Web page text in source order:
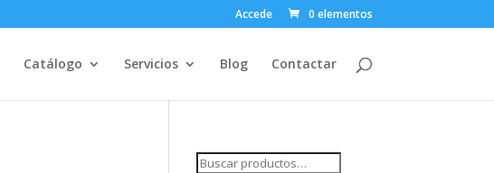
Accede 0 elementos
Catálogo Servicios Blog Contactar
Buscar